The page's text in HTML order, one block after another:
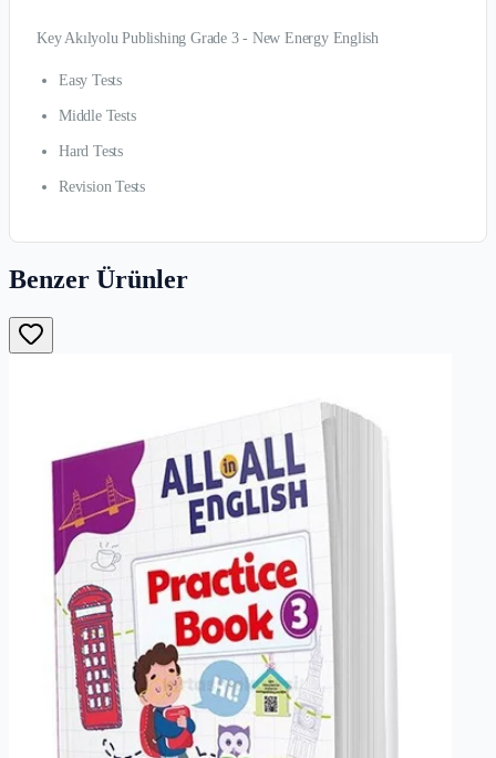
Key Akılyolu Publishing Grade 3 - New Energy English
Easy Tests
Middle Tests
Hard Tests
Revision Tests
Benzer Ürünler